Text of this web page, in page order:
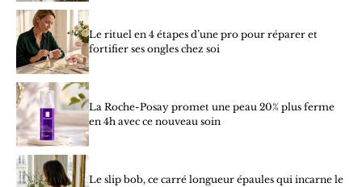
Le rituel en 4 étapes d’une pro pour réparer et
fortifier ses ongles chez soi
La Roche-Posay promet une peau 20% plus ferme
en 4h avec ce nouveau soin
Le slip bob, ce carré longueur épaules qui incarne le